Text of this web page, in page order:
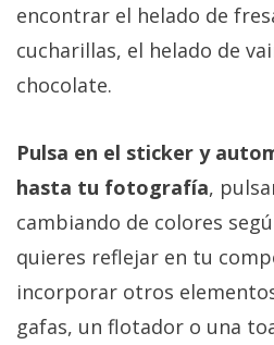
encontrar el helado de
cucharillas, el helado de
chocolate.
Pulsa en el sticker y
hasta tu fotografía,
cambiando de colores
quieres reflejar en tu
incorporar otros
gafas, un flotador o una